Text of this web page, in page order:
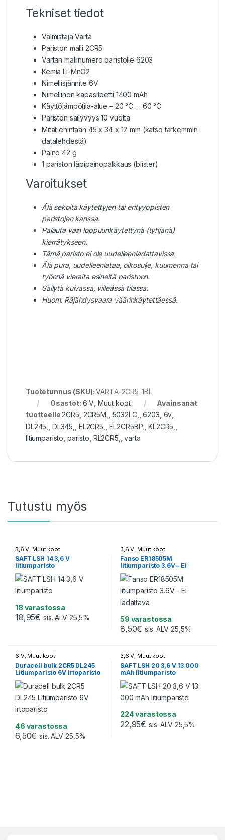
Tekniset tiedot
Valmistaja Varta
Pariston malli 2CR5
Vartan mallinumero paristolle 6203
Kemia Li-MnO2
Nimellisjännite 6V
Nimellinen kapasiteetti 1400 mAh
Käyttölämpötila-alue – 20 °C … 60 °C
Pariston säilyvyys 10 vuotta
Mitat enintään 45 x 34 x 17 mm (katso tarkemmin
datalehdestä)
Paino 42 g
1 pariston läpipainopakkaus (blister)
Varoitukset
Älä sekoita käytettyjen tai erityyppisten
paristojen kanssa.
Palauta vain loppuunkäytettynä (tyhjänä)
kierrätykseen.
Tämä paristo ei ole uudelleenladattavissa.
Älä pura, uudelleenlataa, oikosulje, kuumenna tai
työnnä vieraita esineitä paristoon.
Säilytä kuivassa, viileässä tilassa.
Huom: Räjähdysvaara väärinkäytettäessä.
Tuotetunnus (SKU):VARTA-2CR5-1BL
Osastot: 6 V Muut koot
Avainsanat
tuotteelle2CR5 2CR5M, 5032LC, ,6203 6v
DL245,
DL345, EL2CR5, EL2CR5BP, ,KL2CR5,
litiumparisto paristo RL2CR5, ,varta
Tutustu myös
3,6 V, Muut koot
SAFT LSH 14 3,6 V
litiumparisto
18 varastossa
18,95€ sis. ALV 25,5%
3,6 V, Muut koot
Fanso ER18505M
litiumparisto 3.6V – Ei
ladattava
59 varastossa
8,50€ sis. ALV 25,5%
6 V, Muut koot
Duracell bulk 2CR5 DL245
Litiumparisto 6V irtoparisto
46 varastossa
6,50€ sis. ALV 25,5%
3,6 V, Muut koot
SAFT LSH 20 3,6 V 13 000
mAh litiumparisto
224 varastossa
22,95€ sis. ALV 25,5%